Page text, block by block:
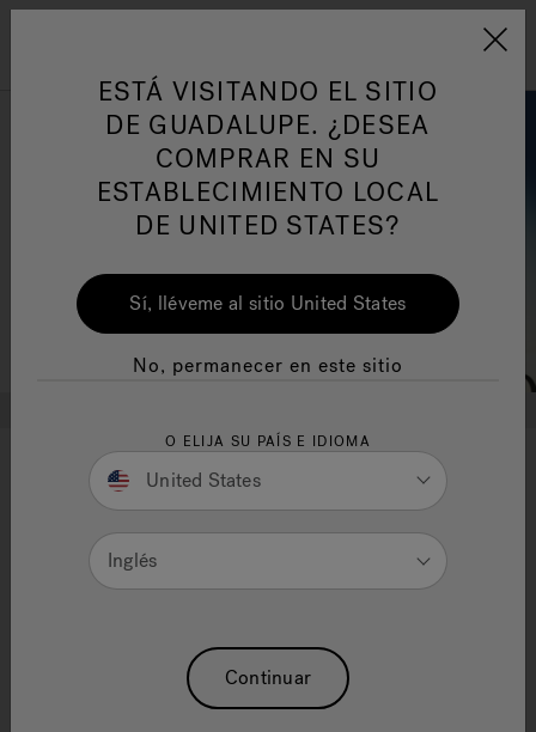
Jacuzzi&reg; Latin
Responsabilidad Social
HIDROMASAJE
AMY PURDY
"Tener el jacuzzi® es una excelente manera de relajarse y
distracciones se siente tan bien. También ha sido muy
terapéutico para mi cuerpo porque he pasado por un
mucho. Realmente, siento que es lo único que me trae
ESTÁ VISITANDO EL SITIO
DE GUADALUPE. ¿DESEA
COMPRAR EN SU
ESTABLECIMIENTO LOCAL
DE UNITED STATES?
Sí, lléveme al sitio United States
No, permanecer en este sitio
O ELIJA SU PAÍS E IDIOMA
United States
Inglés
Continuar